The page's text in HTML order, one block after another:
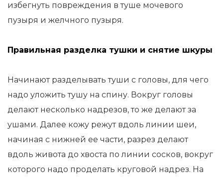
избегнуть повреждения в туше мочевого
пузыря и желчного пузыря.
Правильная разделка тушки и снятие шкуры
Начинают разделывать туши с головы, для чего
надо уложить тушу на спину. Вокруг головы
делают несколько надрезов, то же делают за
ушами. Далее кожу режут вдоль линии шеи,
начиная с нижней ее части, разрез делают
вдоль живота до хвоста по линии сосков, вокруг
которого надо проделать круговой надрез. На